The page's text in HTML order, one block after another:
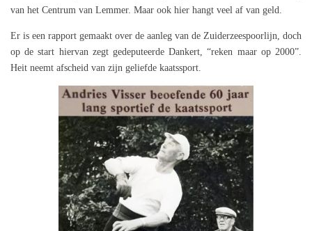
van het Centrum van Lemmer. Maar ook hier hangt veel af van geld.
Er is een rapport gemaakt over de aanleg van de Zuiderzeespoorlijn, doch
op de start hiervan zegt gedeputeerde Dankert, “reken maar op 2000”.
Heit neemt afscheid van zijn geliefde kaatssport.